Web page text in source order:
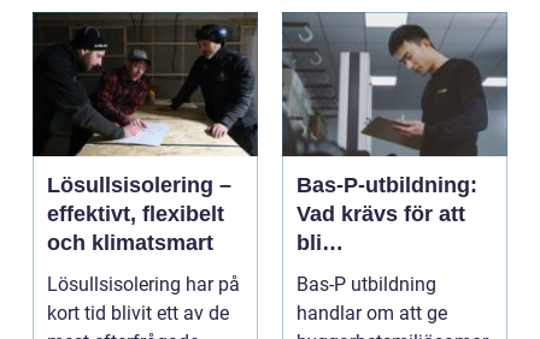
Lösullsisolering –
effektivt, flexibelt
och klimatsmart
Lösullsisolering har på
kort tid blivit ett av de
Bas-P-utbildning:
Vad krävs för att
bli
byggarbetsmiljösa
mordnare?
Bas-P utbildning
handlar om att ge